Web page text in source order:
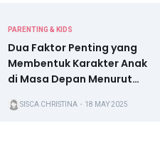
PARENTING & KIDS
Dua Faktor Penting yang
Membentuk Karakter Anak
di Masa Depan Menurut
SISCA CHRISTINA ・ 18 MAY 2025